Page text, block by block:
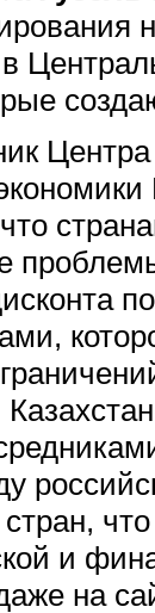
Центра
и
на